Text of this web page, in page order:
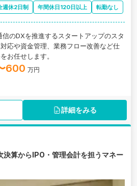
週休2日制 年間休日120日以上 転勤なし
のDXを推進するスタートアップのスタ
応や資金管理、業務フロー改善など仕
お任せします。
600 万円
詳細をみる
算からIPO・管理会計を担うマネー